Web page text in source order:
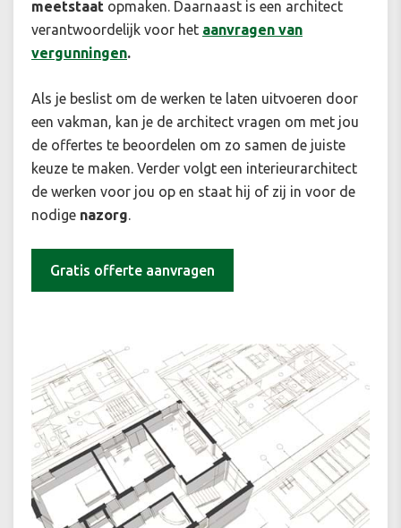
meetstaat opmaken. Daarnaast is een architect
verantwoordelijk voor het aanvragen van
vergunningen.
Als je beslist om de werken te laten uitvoeren door
een vakman, kan je de architect vragen om met jou
de offertes te beoordelen om zo samen de juiste
keuze te maken. Verder volgt een interieurarchitect
de werken voor jou op en staat hij of zij in voor de
nodige nazorg.
Gratis offerte aanvragen